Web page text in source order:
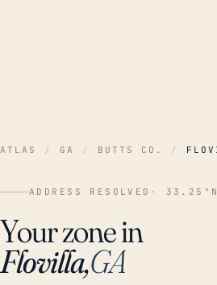
ATLAS / GA / BUTTS CO. /
ADDRESS RESOLVED ·
Your zone in
Flovilla,GA